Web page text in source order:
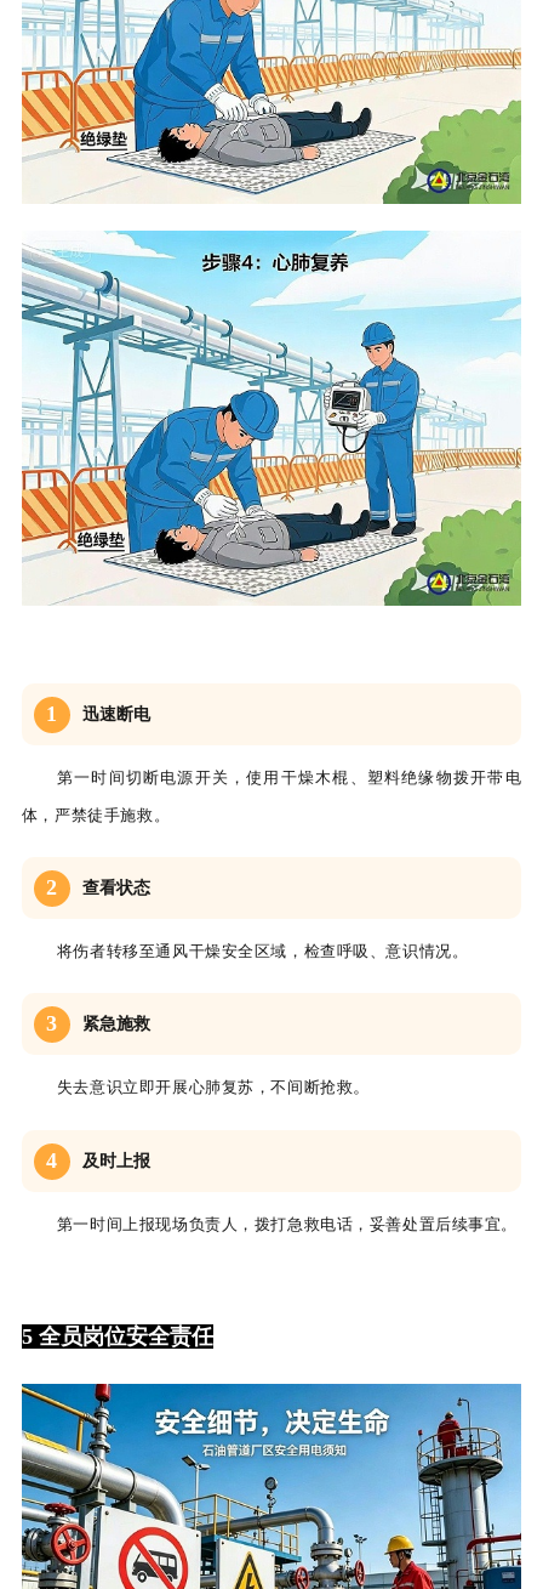
1 迅速断电
第一时间切断电源开关，使用干燥木棍、塑料绝缘物拨开带电
体，严禁徒手施救。
2 查看状态
将伤者转移至通风干燥安全区域，检查呼吸、意识情况。
3 紧急施救
失去意识立即开展心肺复苏，不间断抢救。
4 及时上报
第一时间上报现场负责人，拨打急救电话，妥善处置后续事宜。
5 全员岗位安全责任